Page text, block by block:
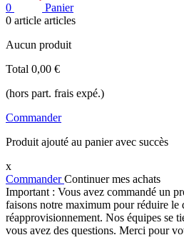
0
Panier
0 article articles
Aucun produit
Total 0,00 €
(hors part. frais expé.)
Commander
Produit ajouté au panier avec succès
x
CommanderContinuer mes achats
Important : Vous avez commandé un
faisons notre maximum pour réduire le
réapprovisionnement. Nos équipes se
vous avez des questions. Merci pour